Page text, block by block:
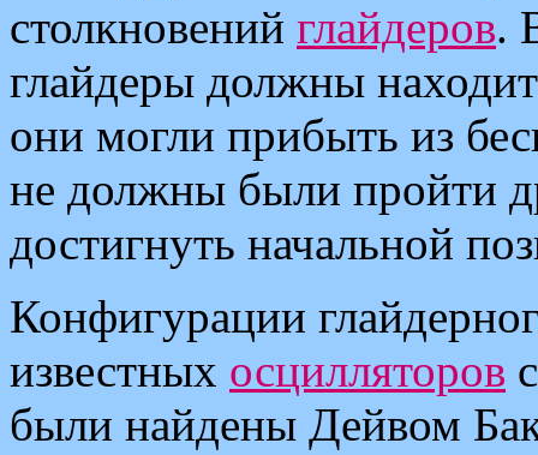
столкновений глайдеров.
глайдеры должны
они могли прибыть из
не должны были пройти
достигнуть начальной
Конфигурации
известных осцилляторов
были найдены Дейвом